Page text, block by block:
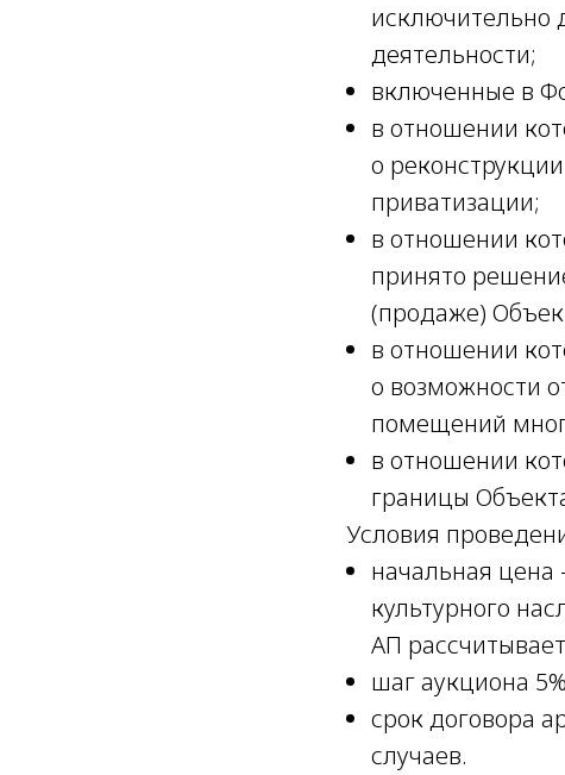
исключительно
деятельности;
включенные в
в отношении
о
приватизации;
в отношении
принято
(продаже)
в отношении
о возможности
помещений
в отношении
границы
Условия
начальная
культурного
АП
шаг аукциона
срок договора
случаев.